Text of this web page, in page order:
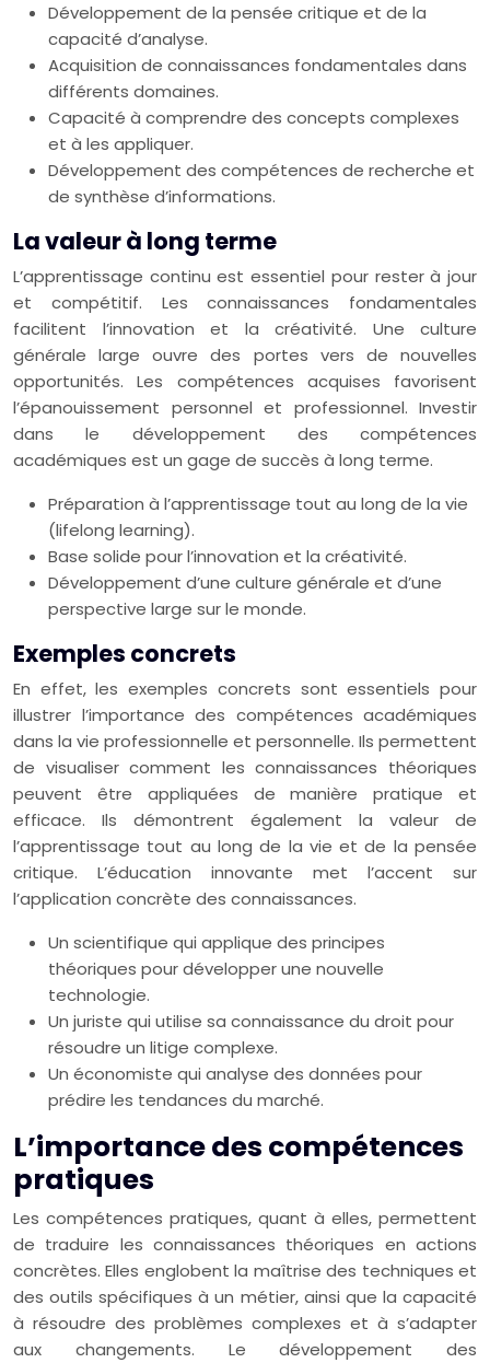
Développement de la pensée critique et de la
capacité d’analyse.
Acquisition de connaissances fondamentales dans
différents domaines.
Capacité à comprendre des concepts complexes
et à les appliquer.
Développement des compétences de recherche et
de synthèse d’informations.
La valeur à long terme
L’apprentissage continu est essentiel pour rester à jour
et compétitif. Les connaissances fondamentales
facilitent l’innovation et la créativité. Une culture
générale large ouvre des portes vers de nouvelles
opportunités. Les compétences acquises favorisent
l’épanouissement personnel et professionnel. Investir
dans le développement des compétences
académiques est un gage de succès à long terme.
Préparation à l’apprentissage tout au long de la vie
(lifelong learning).
Base solide pour l’innovation et la créativité.
Développement d’une culture générale et d’une
perspective large sur le monde.
Exemples concrets
En effet, les exemples concrets sont essentiels pour
illustrer l’importance des compétences académiques
dans la vie professionnelle et personnelle. Ils permettent
de visualiser comment les connaissances théoriques
peuvent être appliquées de manière pratique et
efficace. Ils démontrent également la valeur de
l’apprentissage tout au long de la vie et de la pensée
critique. L’éducation innovante met l’accent sur
l’application concrète des connaissances.
Un scientifique qui applique des principes
théoriques pour développer une nouvelle
technologie.
Un juriste qui utilise sa connaissance du droit pour
résoudre un litige complexe.
Un économiste qui analyse des données pour
prédire les tendances du marché.
L’importance des compétences
pratiques
Les compétences pratiques, quant à elles, permettent
de traduire les connaissances théoriques en actions
concrètes. Elles englobent la maîtrise des techniques et
des outils spécifiques à un métier, ainsi que la capacité
à résoudre des problèmes complexes et à s’adapter
aux changements. Le développement des